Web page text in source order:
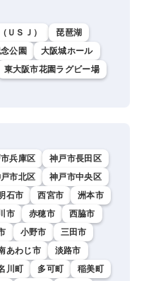
ＵＳＪ）
琵琶湖
公園
大阪城ホール
東大阪市花園ラグビー場
兵庫区
神戸市長田区
市北区
神戸市中央区
石市 西宮市
洲本市
市 赤穂市
西脇市
小野市
三田市
あわじ市
淡路市
川町 多可町 稲美町